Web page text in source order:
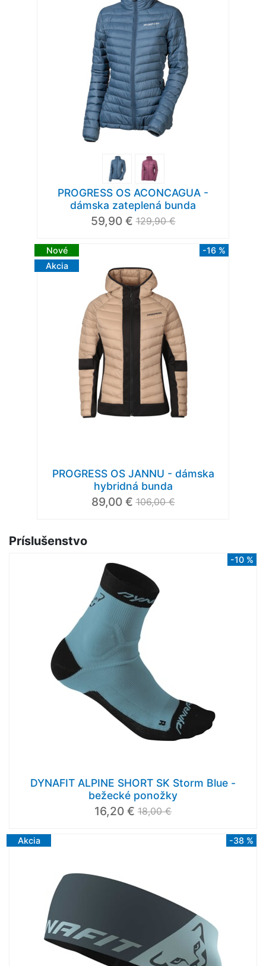
PROGRESS OS ACONCAGUA -
dámska zateplená bunda
59,90 € 129,90 €
Nové
Akcia
-16 %
PROGRESS OS JANNU - dámska
hybridná bunda
89,00 € 106,00 €
Príslušenstvo
-10 %
DYNAFIT ALPINE SHORT SK Storm Blue -
bežecké ponožky
16,20 € 18,00 €
Akcia -38 %